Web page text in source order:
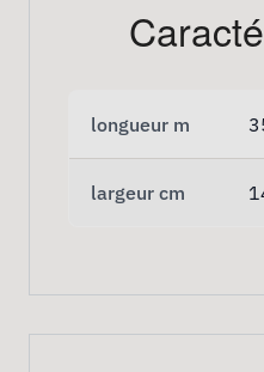
longueur m
largeur cm